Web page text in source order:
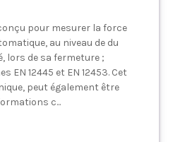
pour mesurer la force
au niveau de du
lors de sa fermeture ;
EN 12445 et EN 12453. Cet
peut également être
c...